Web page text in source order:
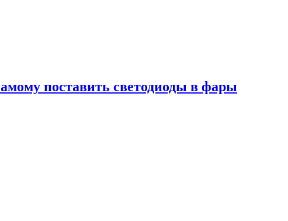
поставить светодиоды в фары